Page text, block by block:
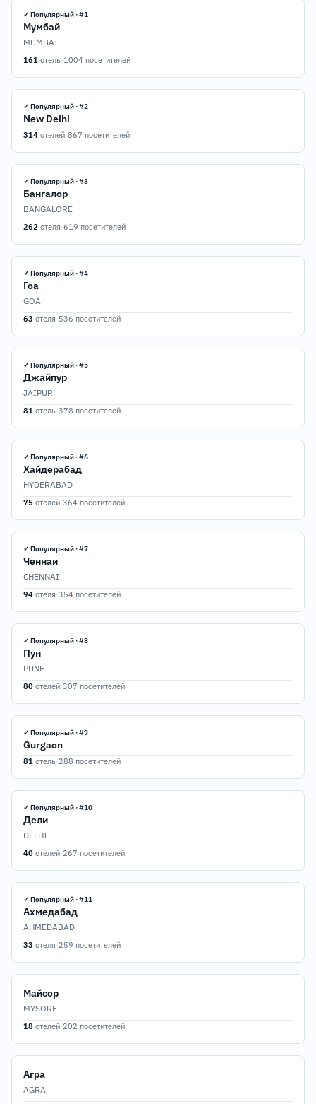
✓ Популярный · #1
Мумбай
MUMBAI
161 отель·1004 посетителей
✓ Популярный · #2
New Delhi
314 отелей·867 посетителей
✓ Популярный · #3
Бангалор
BANGALORE
262 отеля·619 посетителей
✓ Популярный · #4
Гоа
GOA
63 отеля·536 посетителей
✓ Популярный · #5
Джайпур
JAIPUR
81 отель·378 посетителей
✓ Популярный · #6
Хайдерабад
HYDERABAD
75 отелей·364 посетителей
✓ Популярный · #7
Ченнаи
CHENNAI
94 отеля·354 посетителей
✓ Популярный · #8
Пун
PUNE
80 отелей·307 посетителей
✓ Популярный · #9
Gurgaon
81 отель·288 посетителей
✓ Популярный · #10
Дели
DELHI
40 отелей·267 посетителей
✓ Популярный · #11
Ахмедабад
AHMEDABAD
33 отеля·259 посетителей
Майсор
MYSORE
18 отелей·202 посетителей
Агра
AGRA